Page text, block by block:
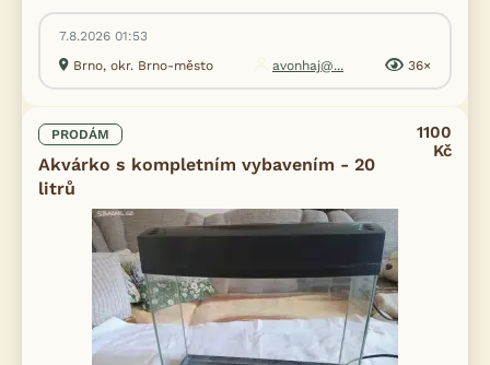
7.8.2026 01:53
Brno, okr. Brno-město
avonhaj@... 36×
PRODÁM
Akvárko s kompletním vybavením - 20
litrů
1100
Kč